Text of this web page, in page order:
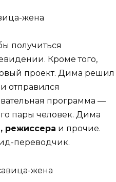
получиться
Кроме того,
проект. Дима решил
отправился
программа —
пары человек. Дима
режиссера и прочие.
переводчик.